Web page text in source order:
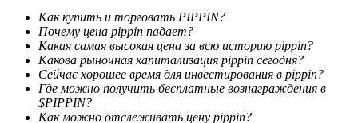
Кредиты
Сервис заимствований, обеспеченных криптовалютой
Как купить и торговать PIPPIN?
Почему цена pippin падает?
Какая самая высокая цена за всю историю pippin?
Какова рыночная капитализация pippin сегодня?
Сейчас хорошее время для инвестирования в pippin?
Где можно получить бесплатные вознаграждения в
$PIPPIN?
Как можно отслеживать цену pippin?